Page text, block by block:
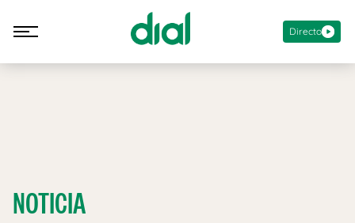
Directo
NOTICIA